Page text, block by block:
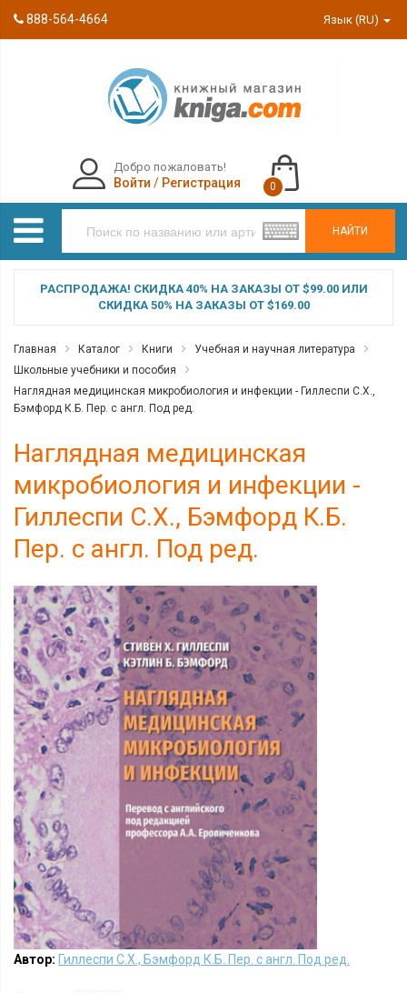
888-564-4664 Язык (RU)
НАЙТИ
Добро пожаловать!
Войти / Регистрация 0
РАСПРОДАЖА! СКИДКА 40% НА ЗАКАЗЫ ОТ $99.00 ИЛИ
СКИДКА 50% НА ЗАКАЗЫ ОТ $169.00
Главная Каталог Книги
Учебная и научная литература
Школьные учебники и пособия
Наглядная медицинская микробиология и инфекции - Гиллеспи С.Х.,
Бэмфорд К.Б. Пер. с англ. Под ред.
Наглядная медицинская
микробиология и инфекции -
Гиллеспи С.Х., Бэмфорд К.Б.
Пер. с англ. Под ред.
Автор: Гиллеспи С.Х., Бэмфорд К.Б. Пер. с англ. Под ред.